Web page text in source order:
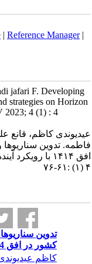
| Reference Manager|
jafari F. Developing
strategies on Horizon
2023; 4 (1) : 4
عیدیوندی کاظم، قانع
فاطمه. تدوین
۴ (۱) :۶۱-۷۶
تدوین
کشور در افق 1414 با رویکرد آینده پژوهی
کاظم